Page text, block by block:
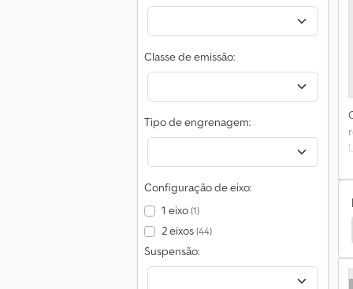
Classe de emissão:
Tipo de engrenagem:
Configuração de eixo:
1 eixo(1)
2 eixos(44)
Suspensão:
Mitsubishi Transportadores